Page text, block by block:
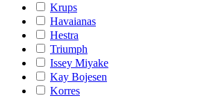
Krups
Havaianas
Hestra
Triumph
Issey Miyake
Kay Bojesen
Korres